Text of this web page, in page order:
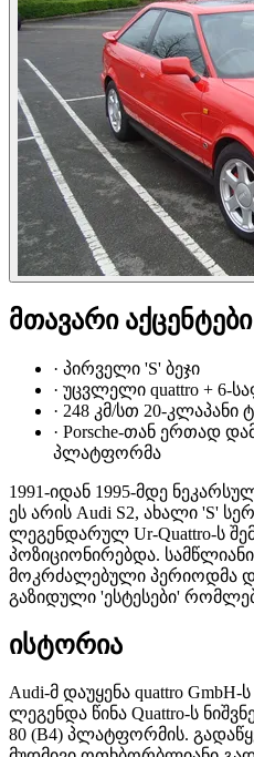
მთავარი აქცენტები
· პირველი 'S' ბეჯი
· უცვლელი quattro + 6-
· 248 კმ/სთ 20-კლაპანი
· Porsche-თან ერთად
პლატფორმა
1991-იდან 1995-მდე
ეს არის Audi S2, ახალი 'S'
ლეგენდარულ Ur-Quattro-ს
პოზიციონირებდა.
მოკრძალებული პერიოდმა
გაზიდული 'ესტესები'
ისტორია
Audi-მ დაუყენა quattro
ლეგენდა წინა Quattro-ს
80 (B4) პლატფორმის.